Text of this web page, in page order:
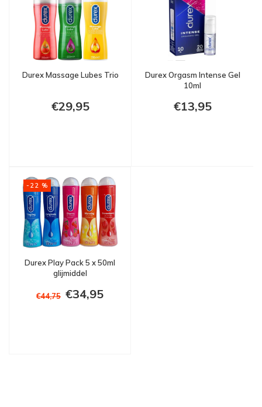
Durex Massage Lubes Trio
€29,95
Durex Orgasm Intense Gel
10ml
€13,95
-22 %
Durex Play Pack 5 x 50ml
glijmiddel
€44,75 €34,95